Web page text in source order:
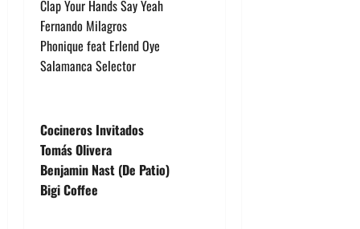
Clap Your Hands Say Yeah
Fernando Milagros
Phonique feat Erlend Oye
Salamanca Selector
Cocineros Invitados
Tomás Olivera
Benjamin Nast (De Patio)
Bigi Coffee